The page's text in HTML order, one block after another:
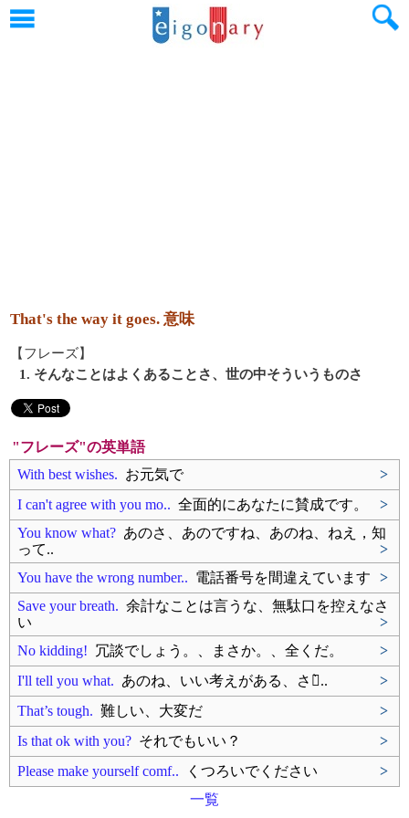
That's the way it goes. 意味
【フレーズ】
1. そんなことはよくあることさ、世の中そういうものさ
"フレーズ"の英単語
With best wishes. お元気で
>
I can't agree with you mo.. 全面的にあなたに賛成です。
>
You know what? あのさ、あのですね、あのね、ねえ，知
って..
>
You have the wrong number.. 電話番号を間違えています
>
Save your breath. 余計なことは言うな、無駄口を控えなさ
い
>
No kidding! 冗談でしょう。、まさか。、全くだ。
>
I'll tell you what. あのね、いい考えがある、さあ̀..
>
That’s tough. 難しい、大変だ
>
Is that ok with you? それでもいい？
>
Please make yourself comf.. くつろいでください
>
一覧